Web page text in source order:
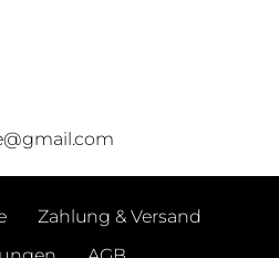
Zahlung & Versand